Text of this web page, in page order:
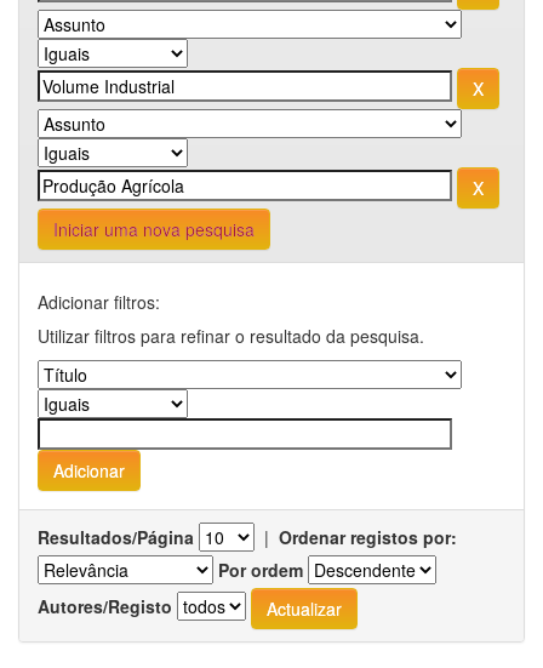
Iniciar uma nova pesquisa
Adicionar filtros:
Utilizar filtros para refinar o resultado da pesquisa.
Resultados/Página | Ordenar registos por:
Por ordem
Autores/Registo